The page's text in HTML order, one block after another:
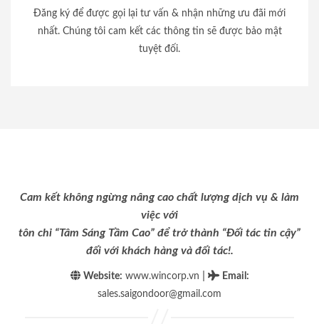
Đăng ký để được gọi lại tư vấn & nhận những ưu đãi mới
nhất. Chúng tôi cam kết các thông tin sẽ được bảo mật
tuyệt đối.
Cam kết không ngừng nâng cao chất lượng dịch vụ & làm
việc với
tôn chỉ “Tâm Sáng Tầm Cao” để trở thành “Đối tác tin cậy”
đối với khách hàng và đối tác!.
Website: www.wincorp.vn Email :
sales.saigondoor@gmail.com